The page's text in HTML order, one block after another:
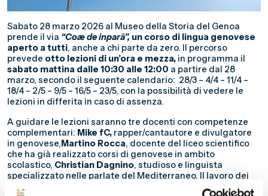
Sabato 28 marzo 2026 al Museo della Storia del Genoa
prende il via “Coæ de inparâ”, un corso di lingua genovese
aperto a tutti, anche a chi parte da zero. Il percorso
prevede otto lezioni di un’ora e mezza, in programma il
sabato mattina dalle 10:30 alle 12:00 a partire dal 28
marzo, secondo il seguente calendario: 28/3 – 4/4 – 11/4 –
18/4 – 2/5 – 9/5 – 16/5 – 23/5, con la possibilità di vedere le
lezioni in differita in caso di assenza.
A guidare le lezioni saranno tre docenti con competenze
complementari: Mike fC, rapper/cantautore e divulgatore
in genovese, Martino Rocca, docente del liceo scientifico
che ha già realizzato corsi di genovese in ambito
scolastico, Christian Dagnino, studioso e linguista
specializzato nelle parlate del Mediterraneo. Il lavoro dei
esperto